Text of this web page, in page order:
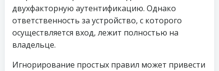
двухфакторную аутентификацию. Однако
ответственность за устройство, с которого
осуществляется вход, лежит полностью на
владельце.
Игнорирование простых правил может привести